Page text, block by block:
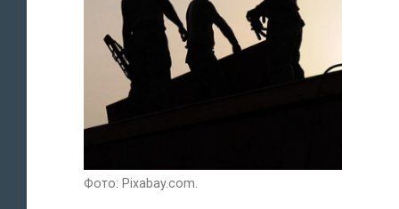
Фото: Pixabay.com.